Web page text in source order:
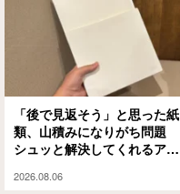
「後で見返そう」と思った紙
類、山積みになりがち問題
シュッと解決してくれるアイ
2026.08.06